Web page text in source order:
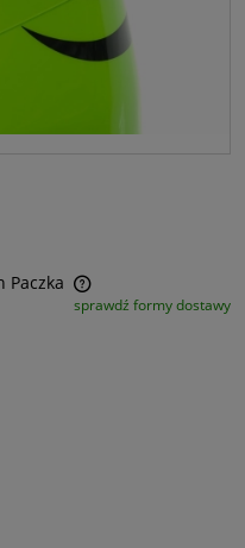
Paczka
płatnościsprawdź formy dostawy